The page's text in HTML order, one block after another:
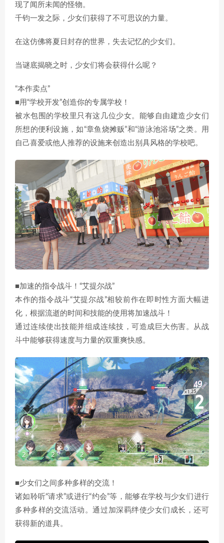
现了闻所未闻的怪物。
千钧一发之际，少女们获得了不可思议的力量。
在这仿佛将夏日封存的世界，失去记忆的少女们。
当谜底揭晓之时，少女们将会获得什么呢？
“本作卖点”
■用“学校开发”创造你的专属学校！
被水包围的学校里只有这几位少女。能够自由建造少女们
所想的便利设施，如“章鱼烧摊贩”和“游泳池浴场”之类。用
自己喜爱或他人推荐的设施来创造出别具风格的学校吧。
■加速的指令战斗！“艾提尔战”
本作的指令战斗“艾提尔战”相较前作在即时性方面大幅进
化，根据流逝的时间和技能的使用将加速战斗！
通过连续使出技能并组成连续技，可造成巨大伤害。从战
斗中能够获得速度与力量的双重爽快感。
■少女们之间多种多样的交流！
诸如聆听“请求”或进行“约会”等，能够在学校与少女们进行
多种多样的交流活动。通过加深羁绊使少女们成长，还可
获得新的道具。